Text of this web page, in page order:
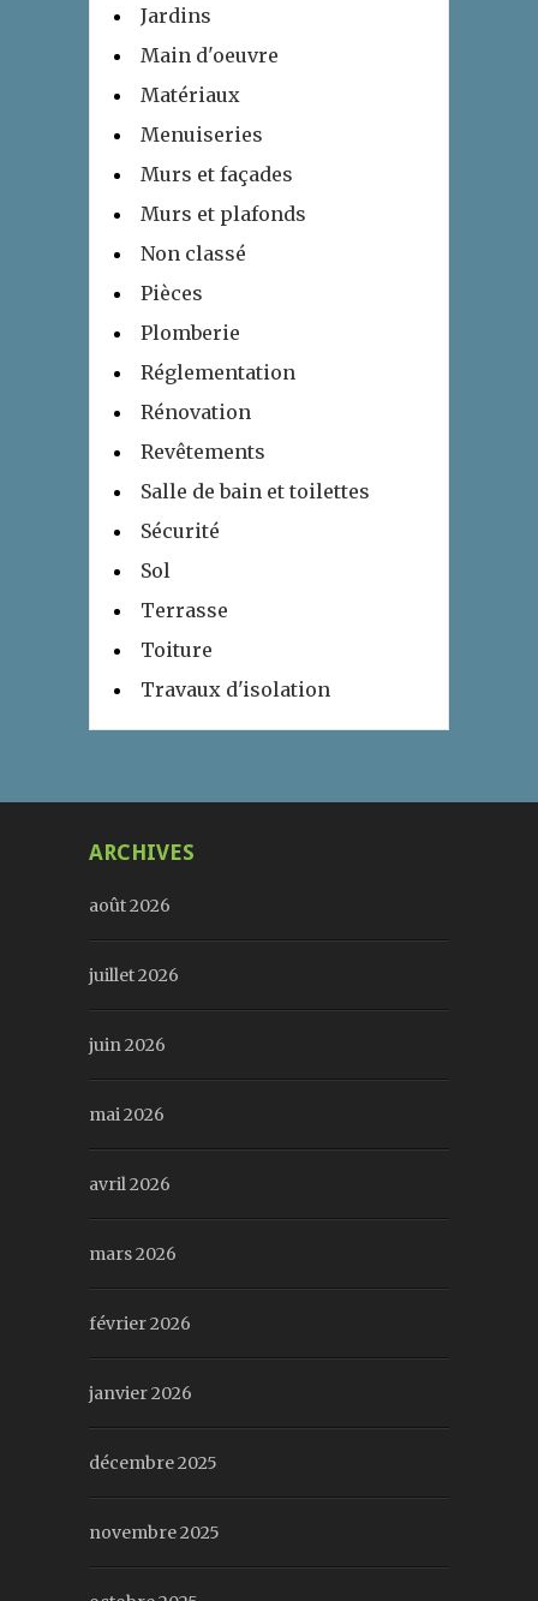
Jardins
Main d'oeuvre
Matériaux
Menuiseries
Murs et façades
Murs et plafonds
Non classé
Pièces
Plomberie
Réglementation
Rénovation
Revêtements
Salle de bain et toilettes
Sécurité
Sol
Terrasse
Toiture
Travaux d'isolation
ARCHIVES
août 2026
juillet 2026
juin 2026
mai 2026
avril 2026
mars 2026
février 2026
janvier 2026
décembre 2025
novembre 2025